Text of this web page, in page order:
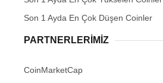
Son 1 Ayda En Çok Düşen Coinler
PARTNERLERIMIZ
CoinMarketCap